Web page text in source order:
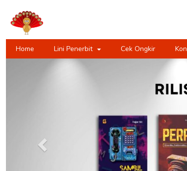
Home Lini Penerbit Cek Ongkir
Previous